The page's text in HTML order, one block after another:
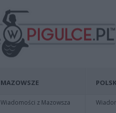
MAZOWSZE
Wiadomości z Mazowsza